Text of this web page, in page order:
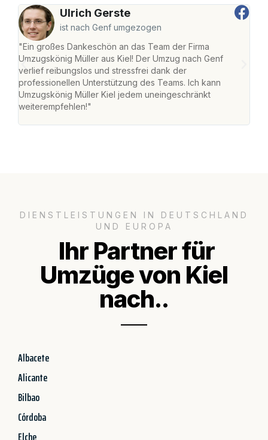
Ulrich Gerste
ist nach Genf umgezogen
"Ein großes Dankeschön an das Team der Firma
Umzugskönig Müller aus Kiel! Der Umzug nach Genf
verlief reibungslos und stressfrei dank der
professionellen Unterstützung des Teams. Ich kann
Umzugskönig Müller Kiel jedem uneingeschränkt
weiterempfehlen!"
DIENSTLEISTUNGEN IN DEUTSCHLAND
UND EUROPA
Ihr Partner für
Umzüge von Kiel
nach..
Albacete
Alicante
Bilbao
Córdoba